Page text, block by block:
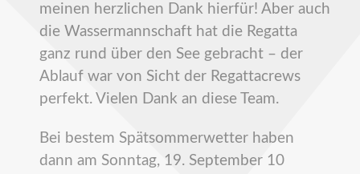
meinen herzlichen Dank hierfür! Aber auch
die Wassermannschaft hat die Regatta
ganz rund über den See gebracht – der
Ablauf war von Sicht der Regattacrews
perfekt. Vielen Dank an diese Team.
Bei bestem Spätsommerwetter haben
dann am Sonntag, 19. September 10